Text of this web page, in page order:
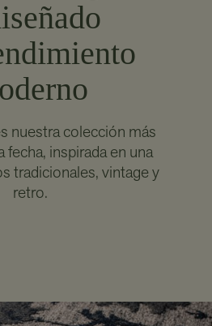
nuestra colección más
fecha, inspirada en una
tradicionales, vintage y
retro.